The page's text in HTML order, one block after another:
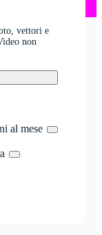
vettori e
non
al mese